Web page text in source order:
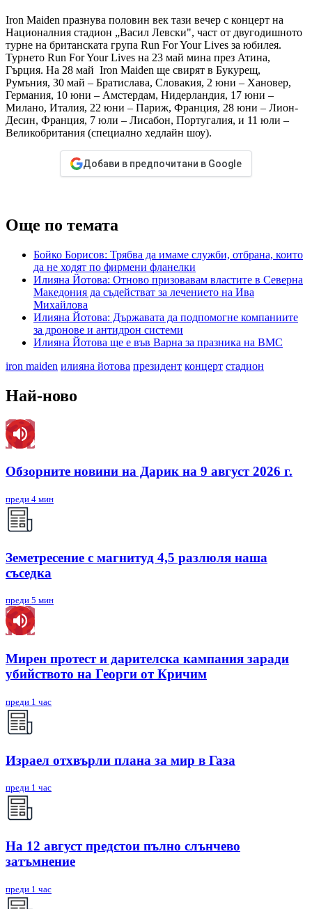
Iron Maiden празнува половин век тази вечер с концерт на
Националния стадион „Васил Левски", част от двугодишното
турне на британската група Run For Your Lives за юбилея.
Турнето Run For Your Lives на 23 май мина през Атина,
Гърция. На 28 май Iron Maiden ще свирят в Букурещ,
Румъния, 30 май – Братислава, Словакия, 2 юни – Хановер,
Германия, 10 юни – Амстердам, Нидерландия, 17 юни –
Милано, Италия, 22 юни – Париж, Франция, 28 юни – Лион-
Десин, Франция, 7 юли – Лисабон, Португалия, и 11 юли –
Великобритания (специално хедлайн шоу).
Добави в предпочитани в Google
Още по темата
Бойко Борисов: Трябва да имаме служби, отбрана, които
да не ходят по фирмени фланелки
Илияна Йотова: Отново призовавам властите в Северна
Македония да съдействат за лечението на Ива
Михайлова
Илияна Йотова: Държавата да подпомогне компаниите
за дронове и антидрон системи
Илияна Йотова ще е във Варна за празника на ВМС
iron maiden илияна йотова президент концерт стадион
Най-ново
Обзорните новини на Дарик на 9 август 2026 г.
преди 4 мин
Земетресение с магнитуд 4,5 разлюля наша
съседка
преди 5 мин
Мирен протест и дарителска кампания заради
убийството на Георги от Кричим
преди 1 час
Израел отхвърли плана за мир в Газа
преди 1 час
На 12 август предстои пълно слънчево
затъмнение
преди 1 час